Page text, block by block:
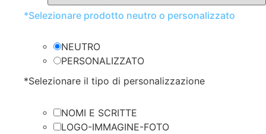
*Selezionare prodotto neutro o personalizzato
NEUTRO
PERSONALIZZATO
*Selezionare il tipo di personalizzazione
NOMI E SCRITTE
LOGO-IMMAGINE-FOTO